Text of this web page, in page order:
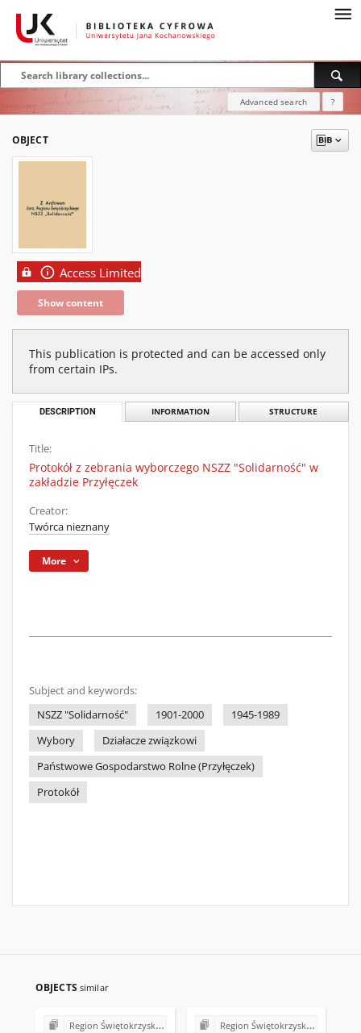
Advanced search ?
OBJECT
Access Limited
Show content
This publication is protected and can be accessed only
from certain IPs.
DESCRIPTION INFORMATION STRUCTURE
Title:
Protokół z zebrania wyborczego NSZZ "Solidarność" w
zakładzie Przyłęczek
Creator:
Twórca nieznany
More
Subject and keywords:
NSZZ "Solidarność"
1901-2000
1945-1989
Wybory
Działacze związkowi
Państwowe Gospodarstwo Rolne (Przyłęczek)
Protokół
OBJECTS similar
Region Świętokrzyski NSZZ "Solidarność". Delegatura Starachowice Region Świętokrzyski NSZZ "Solidarność". Delegatura Starachowice